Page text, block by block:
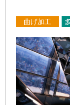
曲げ加工